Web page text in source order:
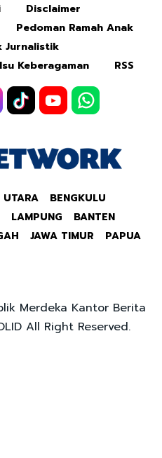
Disclaimer
Pedoman Ramah Anak
Jurnalistik
Keberagaman
RSS
UTARA
BENGKULU
LAMPUNG
BANTEN
JAWA TIMUR PAPUA
Merdeka Kantor Berita
All Right Reserved.